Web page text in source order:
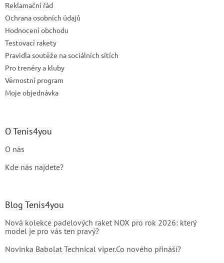
Reklamační řád
Ochrana osobních údajů
Hodnocení obchodu
Testovací rakety
Pravidla soutěže na sociálních sítích
Pro trenéry a kluby
Věrnostní program
Moje objednávka
O Tenis4you
O nás
Kde nás najdete?
Blog Tenis4you
Nová kolekce padelových raket NOX pro rok 2026: který
model je pro vás ten pravý?
Novinka Babolat Technical viper.Co nového přináší?